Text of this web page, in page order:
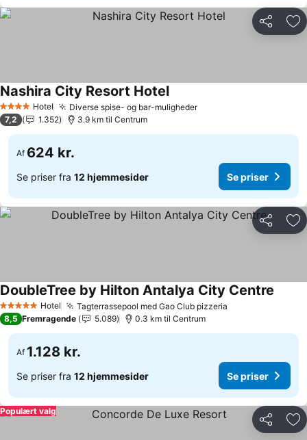
Del
4 StjernerHotel Diverse spise- og bar-muligheder
Nashira City Resort Hotel
7,2 1.352 3.9 km til Centrum
Af 624 kr.
Se priser fra 12 hjemmesider Se priser
Del
5 Stjerner Hotel Tagterrassepool med Gao Club pizzeria
DoubleTree by Hilton Antalya City Centre
8,5 Fremragende 5.089 0.3 km til Centrum
Af 1.128 kr.
Se priser fra 12 hjemmesider Se priser
Del
Populært valg